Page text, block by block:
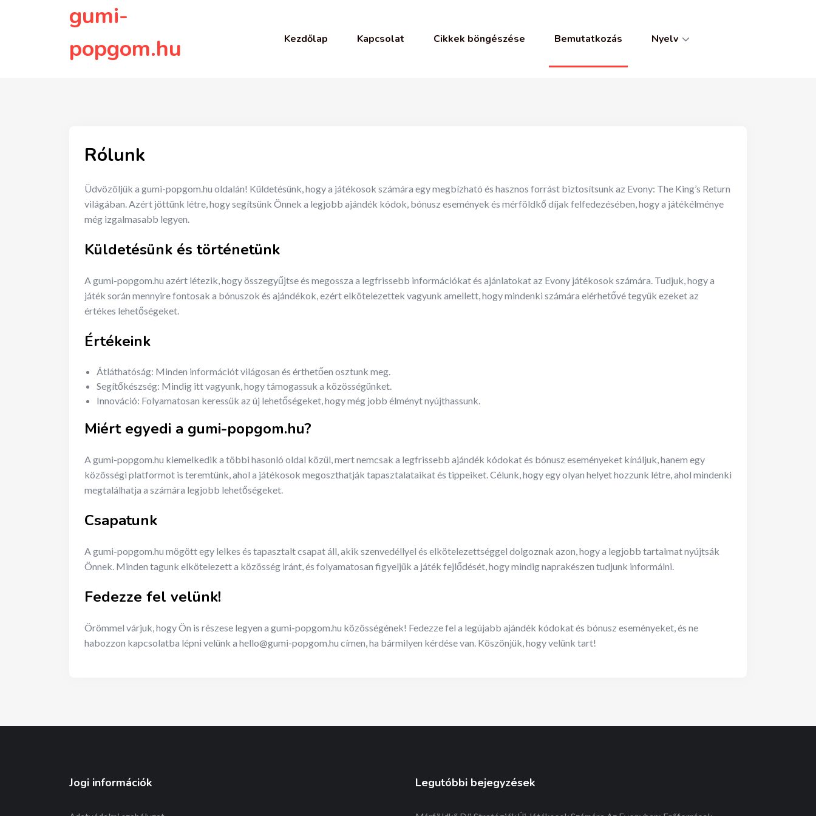
gumi-
popgom.hu
Kezdőlap Kapcsolat Cikkek böngészése Bemutatkozás Nyelv
Rólunk
Üdvözöljük a gumi-popgom.hu oldalán! Küldetésünk, hogy a játékosok számára egy megbízható és hasznos forrást biztosítsunk az Evony: The King’s Return
világában. Azért jöttünk létre, hogy segítsünk Önnek a legjobb ajándék kódok, bónusz események és mérföldkő díjak felfedezésében, hogy a játékélménye
még izgalmasabb legyen.
Küldetésünk és történetünk
A gumi-popgom.hu azért létezik, hogy összegyűjtse és megossza a legfrissebb információkat és ajánlatokat az Evony játékosok számára. Tudjuk, hogy a
játék során mennyire fontosak a bónuszok és ajándékok, ezért elkötelezettek vagyunk amellett, hogy mindenki számára elérhetővé tegyük ezeket az
értékes lehetőségeket.
Értékeink
Átláthatóság: Minden információt világosan és érthetően osztunk meg.
Segítőkészség: Mindig itt vagyunk, hogy támogassuk a közösségünket.
Innováció: Folyamatosan keressük az új lehetőségeket, hogy még jobb élményt nyújthassunk.
Miért egyedi a gumi-popgom.hu?
A gumi-popgom.hu kiemelkedik a többi hasonló oldal közül, mert nemcsak a legfrissebb ajándék kódokat és bónusz eseményeket kínáljuk, hanem egy
közösségi platformot is teremtünk, ahol a játékosok megoszthatják tapasztalataikat és tippeiket. Célunk, hogy egy olyan helyet hozzunk létre, ahol mindenki
megtalálhatja a számára legjobb lehetőségeket.
Csapatunk
A gumi-popgom.hu mögött egy lelkes és tapasztalt csapat áll, akik szenvedéllyel és elkötelezettséggel dolgoznak azon, hogy a legjobb tartalmat nyújtsák
Önnek. Minden tagunk elkötelezett a közösség iránt, és folyamatosan figyeljük a játék fejlődését, hogy mindig naprakészen tudjunk informálni.
Fedezze fel velünk!
Örömmel várjuk, hogy Ön is részese legyen a gumi-popgom.hu közösségének! Fedezze fel a legújabb ajándék kódokat és bónusz eseményeket, és ne
habozzon kapcsolatba lépni velünk a hello@gumi-popgom.hu címen, ha bármilyen kérdése van. Köszönjük, hogy velünk tart!
Jogi információk Legutóbbi bejegyzések